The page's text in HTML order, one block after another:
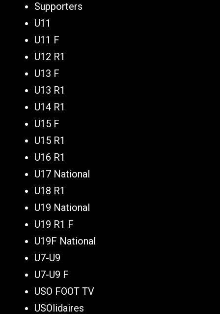
Supporters
U11
U11 F
U12 R1
U13 F
U13 R1
U14 R1
U15 F
U15 R1
U16 R1
U17 National
U18 R1
U19 National
U19 R1 F
U19F National
U7-U9
U7-U9 F
USO FOOT TV
USOlidaires